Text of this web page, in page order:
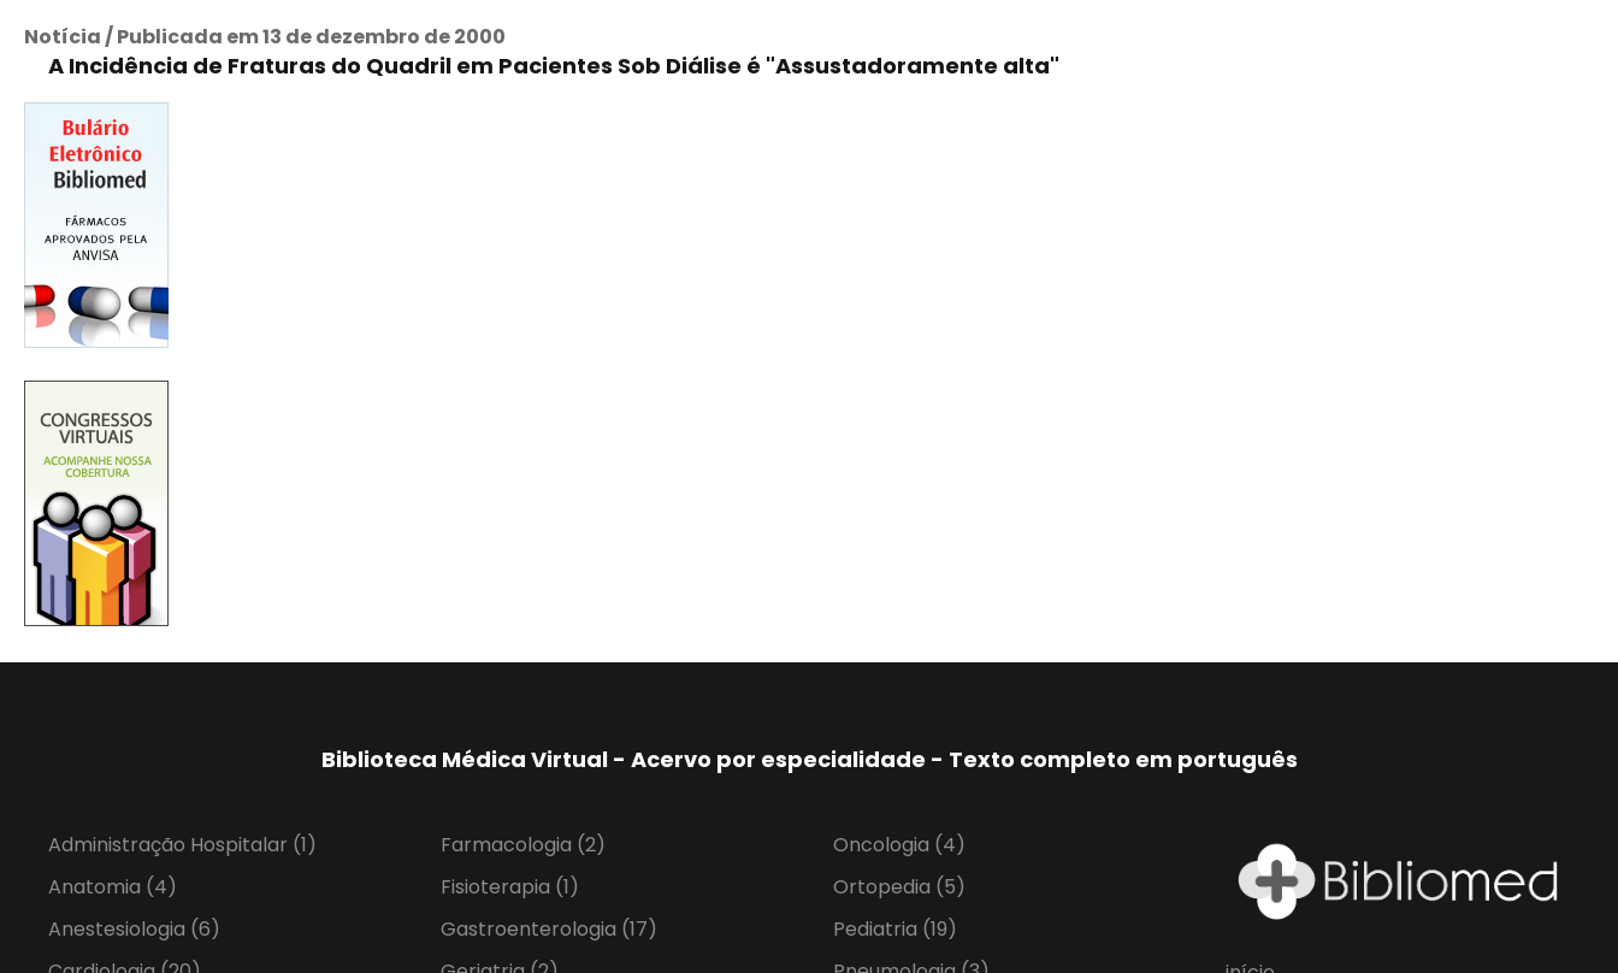
Notícia / Publicada em 13 de dezembro de 2000
A Incidência de Fraturas do Quadril em Pacientes Sob Diálise é "Assustadoramente alta"
Biblioteca Médica Virtual - Acervo por especialidade - Texto completo em português
Administração Hospitalar (1)
Anatomia (4)
Anestesiologia (6)
Farmacologia (2)
Fisioterapia (1)
Gastroenterologia (17)
Oncologia (4)
Ortopedia (5)
Pediatria (19)